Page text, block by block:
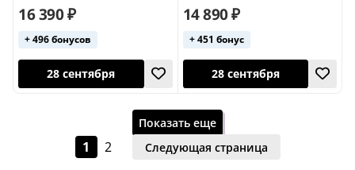
США
28 сентября 28 сентября
16 390 ₽
+ 496 бонусов
14 890 ₽
+ 451 бонус
Показать еще
1 2 Следующая страница